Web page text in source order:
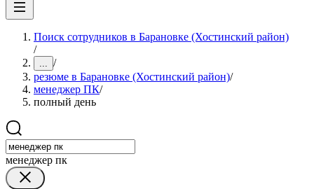
Поиск сотрудников в Барановке (Хостинский район)
/
... /
резюме в Барановке (Хостинский район)/
менеджер ПК/
полный день
менеджер пк